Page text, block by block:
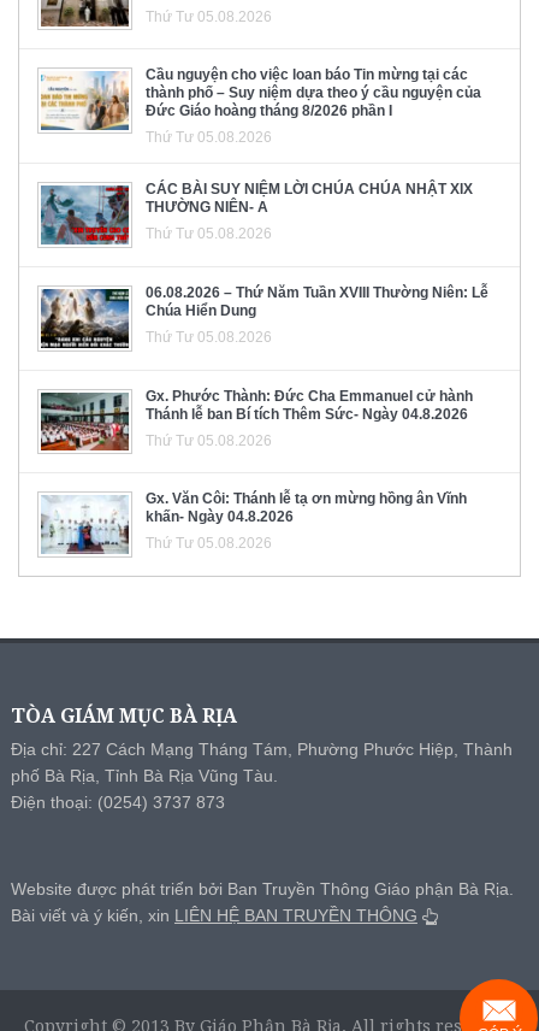
Thứ Tư 05.08.2026
Cầu nguyện cho việc loan báo Tin mừng tại các
thành phố – Suy niệm dựa theo ý cầu nguyện của
Đức Giáo hoàng tháng 8/2026 phần I
Thứ Tư 05.08.2026
CÁC BÀI SUY NIỆM LỜI CHÚA CHÚA NHẬT XIX
THƯỜNG NIÊN- A
Thứ Tư 05.08.2026
06.08.2026 – Thứ Năm Tuần XVIII Thường Niên: Lễ
Chúa Hiển Dung
Thứ Tư 05.08.2026
Gx. Phước Thành: Đức Cha Emmanuel cử hành
Thánh lễ ban Bí tích Thêm Sức- Ngày 04.8.2026
Thứ Tư 05.08.2026
Gx. Văn Côi: Thánh lễ tạ ơn mừng hồng ân Vĩnh
khấn- Ngày 04.8.2026
Thứ Tư 05.08.2026
TÒA GIÁM MỤC BÀ RỊA
Địa chỉ: 227 Cách Mạng Tháng Tám, Phường Phước Hiệp, Thành
phố Bà Rịa, Tỉnh Bà Rịa Vũng Tàu.
Điện thoại: (0254) 3737 873
Website được phát triển bởi Ban Truyền Thông Giáo phận Bà Rịa.
Bài viết và ý kiến, xin LIÊN HỆ BAN TRUYỀN THÔNG
Copyright © 2013 By Giáo Phận Bà Rịa, All rights reserved.